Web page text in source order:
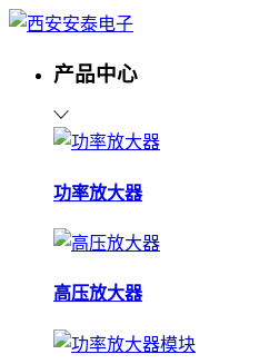
产品中心
功率放大器
高压放大器